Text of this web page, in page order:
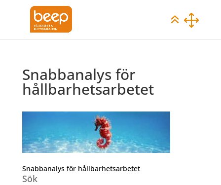
Snabbanalys för
hållbarhetsarbetet
Snabbanalys för hållbarhetsarbetet
Sök